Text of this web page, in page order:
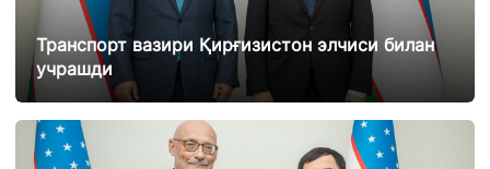
Транспорт вазири Қирғизистон элчиси билан
учрашди